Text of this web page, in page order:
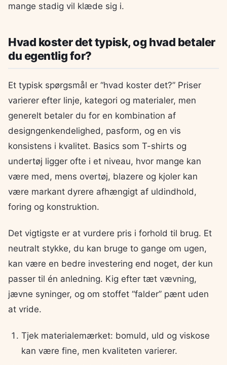
mange stadig vil klæde sig i.
Hvad koster det typisk, og hvad betaler
du egentlig for?
Et typisk spørgsmål er “hvad koster det?” Priser
varierer efter linje, kategori og materialer, men
generelt betaler du for en kombination af
designgenkendelighed, pasform, og en vis
konsistens i kvalitet. Basics som T-shirts og
undertøj ligger ofte i et niveau, hvor mange kan
være med, mens overtøj, blazere og kjoler kan
være markant dyrere afhængigt af uldindhold,
foring og konstruktion.
Det vigtigste er at vurdere pris i forhold til brug. Et
neutralt stykke, du kan bruge to gange om ugen,
kan være en bedre investering end noget, der kun
passer til én anledning. Kig efter tæt vævning,
jævne syninger, og om stoffet “falder” pænt uden
at vride.
Tjek materialemærket: bomuld, uld og viskose
kan være fine, men kvaliteten varierer.